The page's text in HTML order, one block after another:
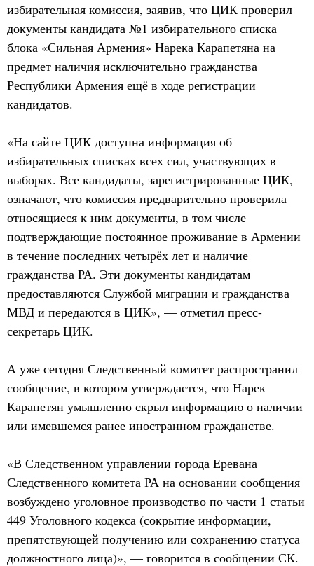
избирательная комиссия, заявив, что ЦИК проверил
документы кандидата №1 избирательного списка
блока «Сильная Армения» Нарека Карапетяна на
предмет наличия исключительно гражданства
Республики Армения ещё в ходе регистрации
кандидатов.
«На сайте ЦИК доступна информация об
избирательных списках всех сил, участвующих в
выборах. Все кандидаты, зарегистрированные ЦИК,
означают, что комиссия предварительно проверила
относящиеся к ним документы, в том числе
подтверждающие постоянное проживание в Армении
в течение последних четырёх лет и наличие
гражданства РА. Эти документы кандидатам
предоставляются Службой миграции и гражданства
МВД и передаются в ЦИК», — отметил пресс-
секретарь ЦИК.
А уже сегодня Следственный комитет распространил
сообщение, в котором утверждается, что Нарек
Карапетян умышленно скрыл информацию о наличии
или имевшемся ранее иностранном гражданстве.
«В Следственном управлении города Еревана
Следственного комитета РА на основании сообщения
возбуждено уголовное производство по части 1 статьи
449 Уголовного кодекса (сокрытие информации,
препятствующей получению или сохранению статуса
должностного лица)», — говорится в сообщении СК.